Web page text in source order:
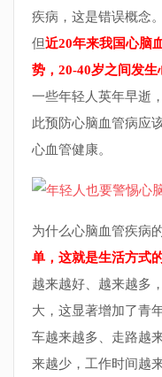
疾病，这是错误概念
但近20年来我国心脑
势，20-40岁之间发生
一些年轻人英年早逝
此预防心脑血管病应
心血管健康。
为什么心脑血管疾病
单，这就是生活方式
越来越好、越来越多
大，这显著增加了青
车越来越多、走路越
来越少，工作时间越